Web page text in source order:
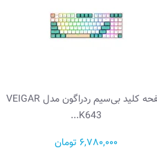
صفحه کلید بی‌سیم ردراگون مدل VEIGAR
K643...
6,780,000 تومان